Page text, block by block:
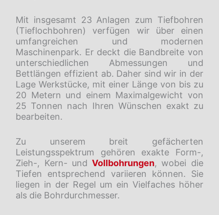
Mit insgesamt 23 Anlagen zum Tiefbohren
(Tieflochbohren) verfügen wir über einen
umfangreichen und modernen
Maschinenpark. Er deckt die Bandbreite von
unterschiedlichen Abmessungen und
Bettlängen effizient ab. Daher sind wir in der
Lage Werkstücke, mit einer Länge von bis zu
20 Metern und einem Maximalgewicht von
25 Tonnen nach Ihren Wünschen exakt zu
bearbeiten.
Zu unserem breit gefächerten
Leistungsspektrum gehören exakte Form-,
Zieh-, Kern- undVollbohrungen, wobei die
Tiefen entsprechend variieren können. Sie
liegen in der Regel um ein Vielfaches höher
als die Bohrdurchmesser.